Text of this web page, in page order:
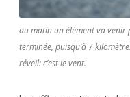
au matin un élément va
terminée, puisqu’à 7
réveil: c’est le vent.